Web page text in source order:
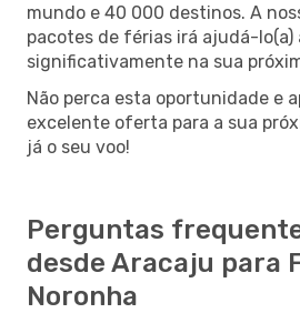
mundo e 40 000 destinos. A
pacotes de férias irá ajudá-lo(a)
significativamente na sua
Não perca esta oportunidade e
excelente oferta para a sua
já o seu voo!
Perguntas
desde Aracaju para
Noronha